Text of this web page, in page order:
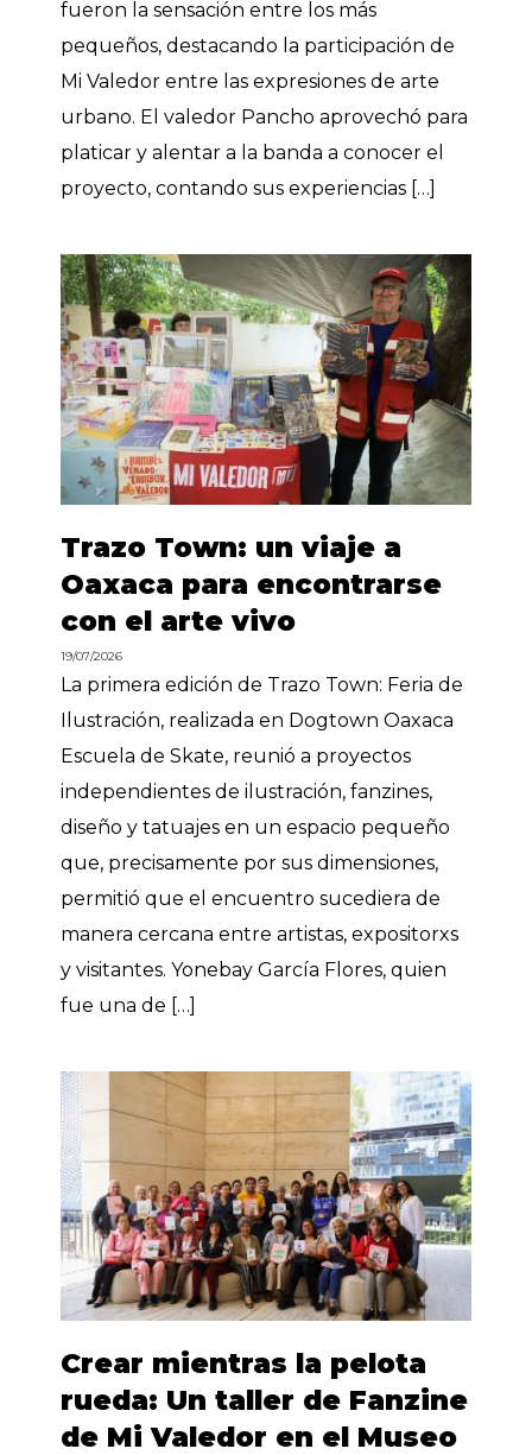
fueron la sensación entre los más
pequeños, destacando la participación de
Mi Valedor entre las expresiones de arte
urbano. El valedor Pancho aprovechó para
platicar y alentar a la banda a conocer el
proyecto, contando sus experiencias […]
Trazo Town: un viaje a
Oaxaca para encontrarse
con el arte vivo
19/07/2026
La primera edición de Trazo Town: Feria de
Ilustración, realizada en Dogtown Oaxaca
Escuela de Skate, reunió a proyectos
independientes de ilustración, fanzines,
diseño y tatuajes en un espacio pequeño
que, precisamente por sus dimensiones,
permitió que el encuentro sucediera de
manera cercana entre artistas, expositorxs
y visitantes. Yonebay García Flores, quien
fue una de […]
Crear mientras la pelota
rueda: Un taller de Fanzine
de Mi Valedor en el Museo